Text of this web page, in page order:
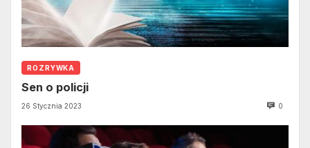
ROZRYWKA
Sen o policji
26 Stycznia 2023 0